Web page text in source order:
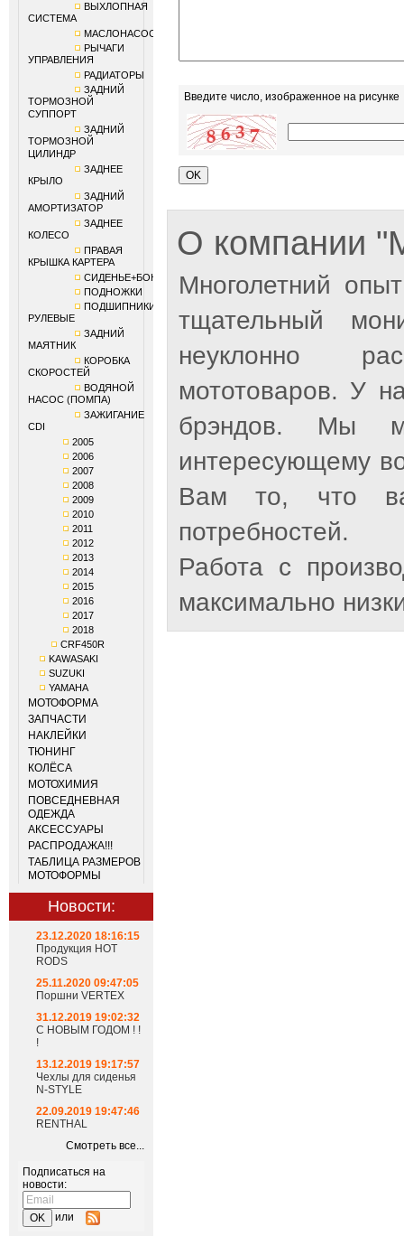
ВЫХЛОПНАЯ
СИСТЕМА
МАСЛОНАСОС
РЫЧАГИ
УПРАВЛЕНИЯ
РАДИАТОРЫ
ЗАДНИЙ
ТОРМОЗНОЙ
СУППОРТ
ЗАДНИЙ
ТОРМОЗНОЙ
ЦИЛИНДР
ЗАДНЕЕ
КРЫЛО
ЗАДНИЙ
АМОРТИЗАТОР
ЗАДНЕЕ
КОЛЕСО
ПРАВАЯ
КРЫШКА КАРТЕРА
СИДЕНЬЕ+БОКОВИНЫ
ПОДНОЖКИ
ПОДШИПНИКИ
РУЛЕВЫЕ
ЗАДНИЙ
МАЯТНИК
КОРОБКА
СКОРОСТЕЙ
ВОДЯНОЙ
НАСОС (ПОМПА)
ЗАЖИГАНИЕ
CDI
2005
2006
2007
2008
2009
2010
2011
2012
2013
2014
2015
2016
2017
2018
CRF450R
KAWASAKI
SUZUKI
YAMAHA
МОТОФОРМА
ЗАПЧАСТИ
НАКЛЕЙКИ
ТЮНИНГ
КОЛЁСА
МОТОХИМИЯ
ПОВСЕДНЕВНАЯ
ОДЕЖДА
АКСЕССУАРЫ
РАСПРОДАЖА!!!
ТАБЛИЦА РАЗМЕРОВ
МОТОФОРМЫ
Новости:
23.12.2020 18:16:15
Продукция HOT
RODS
25.11.2020 09:47:05
Поршни VERTEX
31.12.2019 19:02:32
С НОВЫМ ГОДОМ ! !
!
13.12.2019 19:17:57
Чехлы для сиденья
N-STYLE
22.09.2019 19:47:46
RENTHAL
Смотреть все...
Подписаться на
новости:
или
Введите число, изображенное на рисунке
О компании
Многолетний
тщательный
неуклонно
мототоваров. У
брэндов. Мы
интересующему
Вам то, что
потребностей.
Работа с
максимально